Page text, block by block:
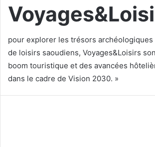
pour explorer les trésors
de loisirs saoudiens, Voyages&Loisirs
boom touristique et des avancées
dans le cadre de Vision 2030. »